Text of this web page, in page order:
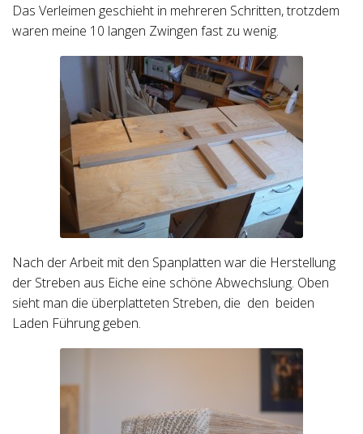
Das Verleimen geschieht in mehreren Schritten, trotzdem
waren meine 10 langen Zwingen fast zu wenig.
Nach der Arbeit mit den Spanplatten war die Herstellung
der Streben aus Eiche eine schöne Abwechslung. Oben
sieht man die überplatteten Streben, die den beiden
Laden Führung geben.